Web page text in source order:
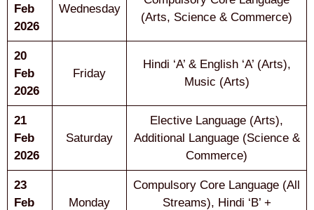
Feb
2026
Wednesday
(Arts, Science & Commerce)
20
Feb
2026
Friday
Hindi ‘A’ & English ‘A’ (Arts),
Music (Arts)
21
Feb
2026
Saturday
Elective Language (Arts),
Additional Language (Science &
Commerce)
23
Feb
Monday
Compulsory Core Language (All
Streams), Hindi ‘B’ +